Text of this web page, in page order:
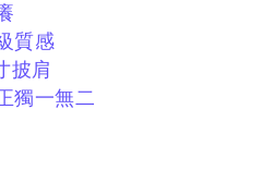
質感
披肩
獨一無二